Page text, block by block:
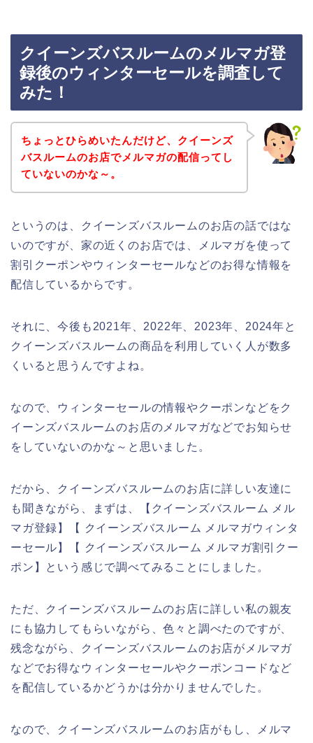
クイーンズバスルームのメルマガ登
録後のウィンターセールを調査して
みた！
ちょっとひらめいたんだけど、クイーンズ
バスルームのお店でメルマガの配信ってし
ていないのかな～。
というのは、クイーンズバスルームのお店の話ではな
いのですが、家の近くのお店では、メルマガを使って
割引クーポンやウィンターセールなどのお得な情報を
配信しているからです。
それに、今後も2021年、2022年、2023年、2024年と
クイーンズバスルームの商品を利用していく人が数多
くいると思うんですよね。
なので、ウィンターセールの情報やクーポンなどをク
イーンズバスルームのお店のメルマガなどでお知らせ
をしていないのかな～と思いました。
だから、クイーンズバスルームのお店に詳しい友達に
も聞きながら、まずは、【クイーンズバスルーム メル
マガ登録】【 クイーンズバスルーム メルマガウィンタ
ーセール】【 クイーンズバスルーム メルマガ割引クー
ポン】という感じで調べてみることにしました。
ただ、クイーンズバスルームのお店に詳しい私の親友
にも協力してもらいながら、色々と調べたのですが、
残念ながら、クイーンズバスルームのお店がメルマガ
などでお得なウィンターセールやクーポンコードなど
を配信しているかどうかは分かりませんでした。
なので、クイーンズバスルームのお店がもし、メルマ